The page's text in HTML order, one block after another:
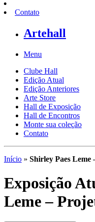
Contato
Artehall
Menu
Clube Hall
Edição Atual
Edição Anteriores
Arte Store
Hall de Exposição
Hall de Encontros
Monte sua coleção
Contato
Início » Shirley Paes Leme
Exposição
Leme –